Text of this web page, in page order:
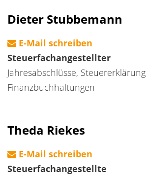
Dieter Stubbemann
E-Mail schreiben
Steuerfachangestellter
Jahresabschlüsse,
Finanzbuchhaltungen
Theda Riekes
E-Mail schreiben
Steuerfachangestellte